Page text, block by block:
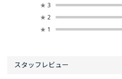
★ 3
★ 2
★ 1